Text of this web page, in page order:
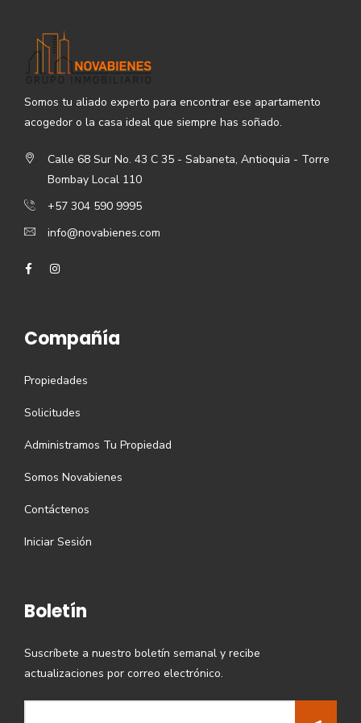
Somos tu aliado experto para encontrar ese apartamento
acogedor o la casa ideal que siempre has soñado.
Calle 68 Sur No. 43 C 35 - Sabaneta, Antioquia - Torre
Bombay Local 110
+57 304 590 9995
info@novabienes.com
Compañía
Propiedades
Solicitudes
Administramos Tu Propiedad
Somos Novabienes
Contáctenos
Iniciar Sesión
Boletín
Suscríbete a nuestro boletín semanal y recibe
actualizaciones por correo electrónico.